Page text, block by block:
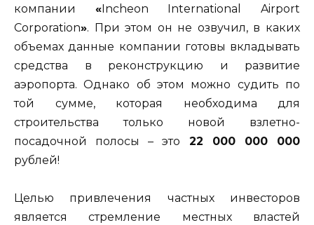
компании «Incheon International Airport
Corporation». При этом он не озвучил, в каких
объемах данные компании готовы вкладывать
средства в реконструкцию и развитие
аэропорта. Однако об этом можно судить по
той сумме, которая необходима для
строительства только новой взлетно-
посадочной полосы – это 22 000 000 000
рублей!
Целью привлечения частных инвесторов
является стремление местных властей